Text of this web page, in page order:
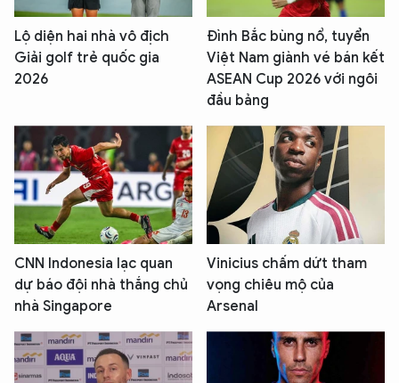
Lộ diện hai nhà vô địch
Giải golf trẻ quốc gia
2026
Đình Bắc bùng nổ, tuyển
Việt Nam giành vé bán kết
ASEAN Cup 2026 với ngôi
đầu bảng
CNN Indonesia lạc quan
dự báo đội nhà thắng chủ
nhà Singapore
Vinicius chấm dứt tham
vọng chiêu mộ của
Arsenal